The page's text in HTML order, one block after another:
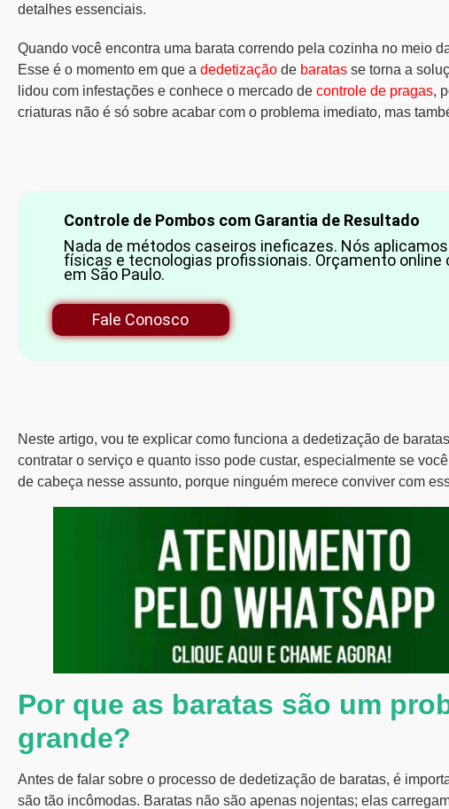
detalhes essenciais.
Quando você encontra uma barata correndo pela cozinha no meio
Esse é o momento em que a dedetização de baratas se torna a
lidou com infestações e conhece o mercado de controle de pragas,
criaturas não é só sobre acabar com o problema imediato, mas
Controle de Pombos com Garantia de Resultado
Nada de métodos caseiros ineficazes. Nós
físicas e tecnologias profissionais. Orçamento online
em São Paulo.
Fale Conosco
Neste artigo, vou te explicar como funciona a dedetização de
contratar o serviço e quanto isso pode custar, especialmente se
de cabeça nesse assunto, porque ninguém merece conviver com
Por que as baratas são um
grande?
Antes de falar sobre o processo de dedetização de baratas, é
são tão incômodas. Baratas não são apenas nojentas; elas